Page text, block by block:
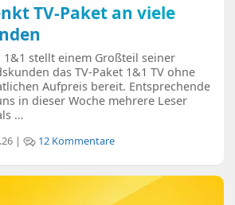
TV-Paket an viele
1&1 stellt einem Großteil seiner
das TV-Paket 1&1 TV ohne
Aufpreis bereit. Entsprechende
in dieser Woche mehrere Leser
…
| 12 Kommentare